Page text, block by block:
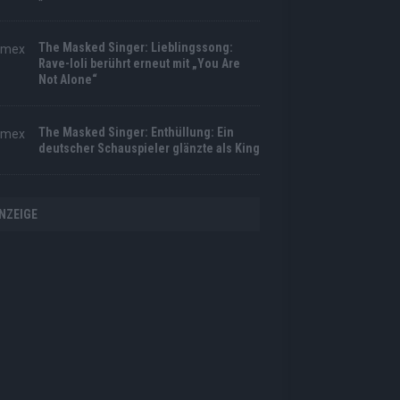
The Masked Singer: Lieblingssong:
Rave-Ioli berührt erneut mit „You Are
Not Alone“
The Masked Singer: Enthüllung: Ein
deutscher Schauspieler glänzte als King